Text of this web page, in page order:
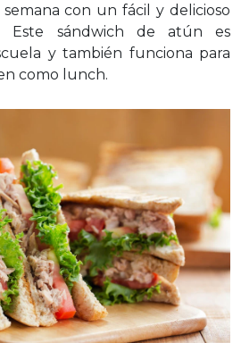
con un fácil y delicioso
Este sándwich de atún es
y también funciona para
como lunch.